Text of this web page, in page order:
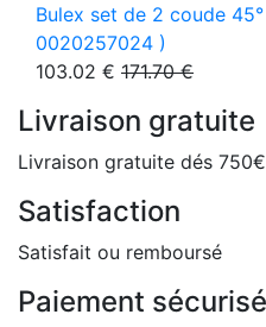
Bulex set de 2 coude
0020257024 )
103.02 € 171.70 €
Livraison gratuite
Livraison gratuite dés 750€
Satisfaction
Satisfait ou remboursé
Paiement sécurisé